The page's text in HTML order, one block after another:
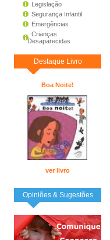
Legislação
Segurança Infantil
Emergências
Crianças
Desaparecidas
Destaque Livro
Boa Noite!
ver livro
Opiniões & Sugestões